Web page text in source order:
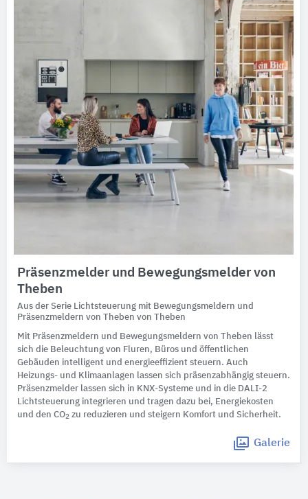
Präsenzmelder und Bewegungsmelder von
Theben
Aus der Serie Lichtsteuerung mit Bewegungsmeldern und
Präsenzmeldern von Theben von Theben
Mit Präsenzmeldern und Bewegungsmeldern von Theben lässt
sich die Beleuchtung von Fluren, Büros und öffentlichen
Gebäuden intelligent und energieeffizient steuern. Auch
Heizungs- und Klimaanlagen lassen sich präsenzabhängig steuern.
Präsenzmelder lassen sich in KNX-Systeme und in die DALI-2
Lichtsteuerung integrieren und tragen dazu bei, Energiekosten
und den CO2 zu reduzieren und steigern Komfort und Sicherheit.
Galerie